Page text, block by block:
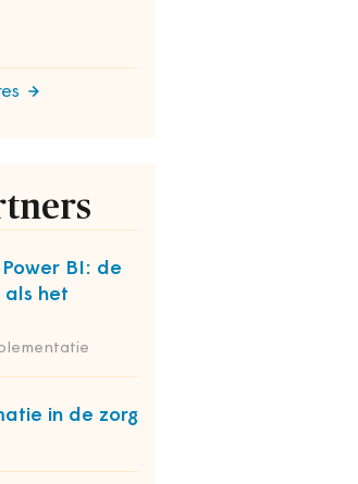
BI: de
als het
in de zorg